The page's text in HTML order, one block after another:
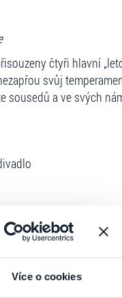
Více o cookies
čtyři hlavní
svůj
sousedů a ve svých
originální vstupenky.